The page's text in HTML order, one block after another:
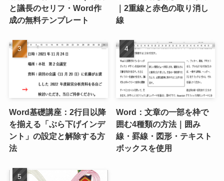
と議長のセリフ・Word作
成の無料テンプレート
｜2重線と赤色の取り消し
線
Word基礎講座：2行目以降
を揃える「ぶら下げインデ
ント」の設定と解除する方
法
Word：文章の一部を枠で
囲む4種類の方法｜囲み
線・罫線・図形・テキスト
ボックスを使用